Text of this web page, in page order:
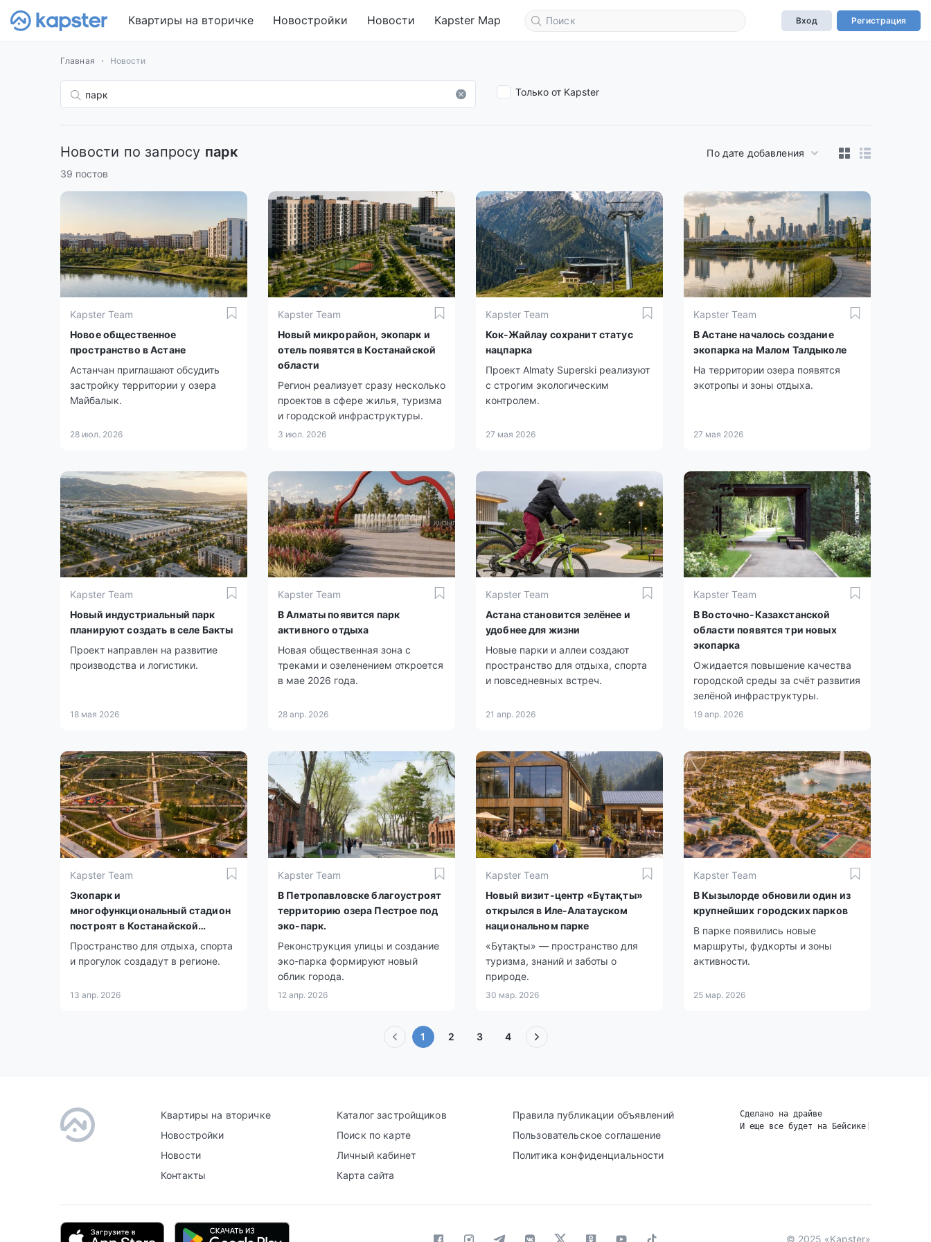
Квартиры на вторичке Новостройки Новости Kapster Map Вход Регистрация
Главная Новости
Только от Kapster
Новости по запросу парк
По дате добавления
39 постов
Kapster Team
Новое общественное
пространство в Астане
Астанчан приглашают обсудить
застройку территории у озера
Майбалык.
28 июл. 2026
Kapster Team
Новый микрорайон, экопарк и
отель появятся в Костанайской
области
Регион реализует сразу несколько
проектов в сфере жилья, туризма
и городской инфраструктуры.
3 июл. 2026
Kapster Team
Кок-Жайлау сохранит статус
нацпарка
Проект Almaty Superski реализуют
с строгим экологическим
контролем.
27 мая 2026
Kapster Team
В Астане началось создание
экопарка на Малом Талдыколе
На территории озера появятся
экотропы и зоны отдыха.
27 мая 2026
Kapster Team
Новый индустриальный парк
планируют создать в селе Бакты
Проект направлен на развитие
производства и логистики.
18 мая 2026
Kapster Team
В Алматы появится парк
активного отдыха
Новая общественная зона с
треками и озеленением откроется
в мае 2026 года.
28 апр. 2026
Kapster Team
Астана становится зелёнее и
удобнее для жизни
Новые парки и аллеи создают
пространство для отдыха, спорта
и повседневных встреч.
21 апр. 2026
Kapster Team
В Восточно-Казахстанской
области появятся три новых
экопарка
Ожидается повышение качества
городской среды за счёт развития
зелёной инфраструктуры.
19 апр. 2026
Kapster Team
Экопарк и
многофункциональный стадион
построят в Костанайской
области Пространство для
Пространство для отдыха, спорта
и прогулок создадут в регионе.
13 апр. 2026
Kapster Team
В Петропавловске благоустроят
территорию озера Пестрое под
эко-парк.
Реконструкция улицы и создание
эко-парка формируют новый
облик города.
12 апр. 2026
Kapster Team
Новый визит-центр «Бұтақты»
открылся в Иле-Алатауском
национальном парке
«Бұтақты» — пространство для
туризма, знаний и заботы о
природе.
30 мар. 2026
Kapster Team
В Кызылорде обновили один из
крупнейших городских парков
В парке появились новые
маршруты, фудкорты и зоны
активности.
25 мар. 2026
1 (текущая)
2 3 4
Квартиры на вторичке
Новостройки
Новости
Контакты
Каталог застройщиков
Поиск по карте
Личный кабинет
Карта сайта
Правила публикации объявлений
Пользовательское соглашение
Политика конфиденциальности
Сделано на драйве
И еще все будет на Бейсике
© 2025 «Kapster»